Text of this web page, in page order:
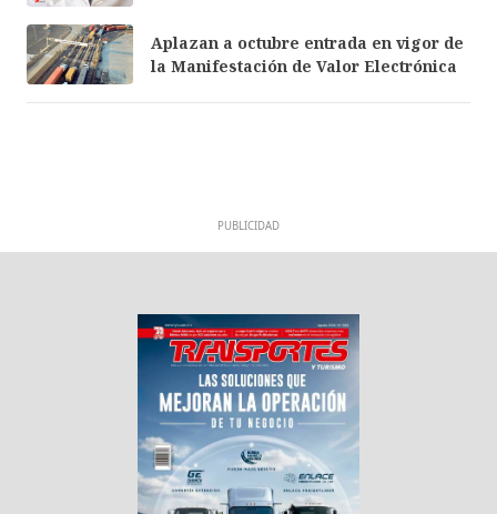
Aplazan a octubre entrada en vigor de
la Manifestación de Valor Electrónica
PUBLICIDAD